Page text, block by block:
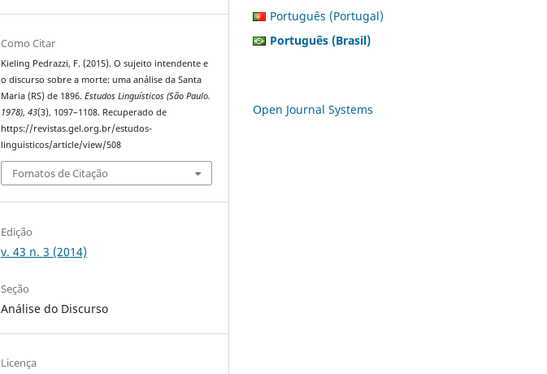
Como Citar
Kieling Pedrazzi, F. (2015). O sujeito intendente e
o discurso sobre a morte: uma análise da Santa
Maria (RS) de 1896.Estudos Linguísticos (São Paulo.
1978),43(3), 1097–1108. Recuperado de
https://revistas.gel.org.br/estudos-
linguisticos/article/view/508
Fomatos de Citação
Edição
v. 43 n. 3 (2014)
Seção
Análise do Discurso
Licença
Português (Portugal)
Português (Brasil)
Open Journal Systems